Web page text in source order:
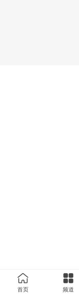
首页 频道